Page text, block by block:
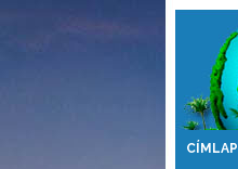
Érdekes
CÍMLAP